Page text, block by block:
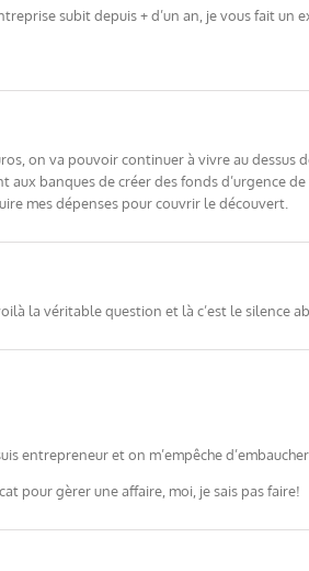
subit depuis + d’un an, je vous fait
on va pouvoir continuer à vivre au
aux banques de créer des fonds d’urgence
mes dépenses pour couvrir le découvert.
la véritable question et là c’est le silence
entrepreneur et on m’empêche d’embaucher
pour gèrer une affaire, moi, je sais pas faire!